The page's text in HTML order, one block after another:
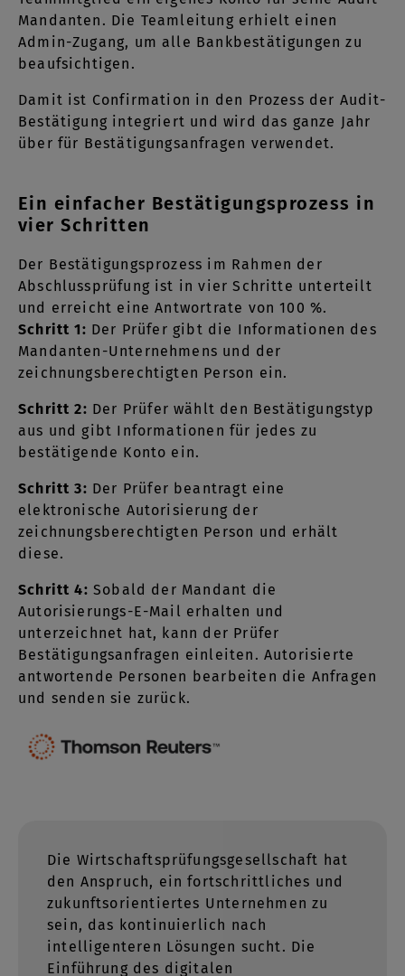
Mandanten. Die Teamleitung erhielt einen
Admin-Zugang, um alle Bankbestätigungen zu
beaufsichtigen.
Damit ist Confirmation in den Prozess der Audit-
Bestätigung integriert und wird das ganze Jahr
über für Bestätigungsanfragen verwendet.
Ein einfacher Bestätigungsprozess in
vier Schritten
Der Bestätigungsprozess im Rahmen der
Abschlussprüfung ist in vier Schritte unterteilt
und erreicht eine Antwortrate von 100 %.
Schritt 1: Der Prüfer gibt die Informationen des
Mandanten-Unternehmens und der
zeichnungsberechtigten Person ein.
Schritt 2: Der Prüfer wählt den Bestätigungstyp
aus und gibt Informationen für jedes zu
bestätigende Konto ein.
Schritt 3: Der Prüfer beantragt eine
elektronische Autorisierung der
zeichnungsberechtigten Person und erhält
diese.
Schritt 4: Sobald der Mandant die
Autorisierungs-E-Mail erhalten und
unterzeichnet hat, kann der Prüfer
Bestätigungsanfragen einleiten. Autorisierte
antwortende Personen bearbeiten die Anfragen
und senden sie zurück.
Die Wirtschaftsprüfungsgesellschaft hat
den Anspruch, ein fortschrittliches und
zukunftsorientiertes Unternehmen zu
sein, das kontinuierlich nach
intelligenteren Lösungen sucht. Die
Einführung des digitalen